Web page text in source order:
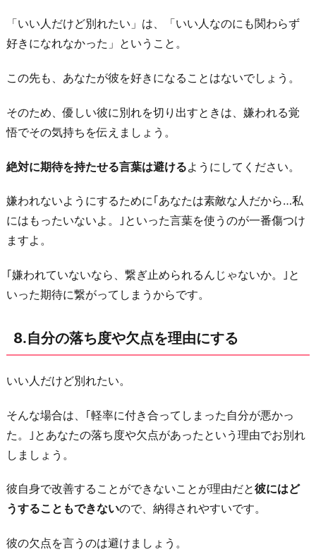
「いい人だけど別れたい」は、「いい人なのにも関わらず
好きになれなかった」ということ。
この先も、あなたが彼を好きになることはないでしょう。
そのため、優しい彼に別れを切り出すときは、嫌われる覚
悟でその気持ちを伝えましょう。
絶対に期待を持たせる言葉は避けるようにしてください。
嫌われないようにするために｢あなたは素敵な人だから…私
にはもったいないよ。｣といった言葉を使うのが一番傷つけ
ますよ。
｢嫌われていないなら、繋ぎ止められるんじゃないか。｣と
いった期待に繋がってしまうからです。
8.自分の落ち度や欠点を理由にする
いい人だけど別れたい。
そんな場合は、｢軽率に付き合ってしまった自分が悪かっ
た。｣とあなたの落ち度や欠点があったという理由でお別れ
しましょう。
彼自身で改善することができないことが理由だと彼にはど
うすることもできないので、納得されやすいです。
彼の欠点を言うのは避けましょう。